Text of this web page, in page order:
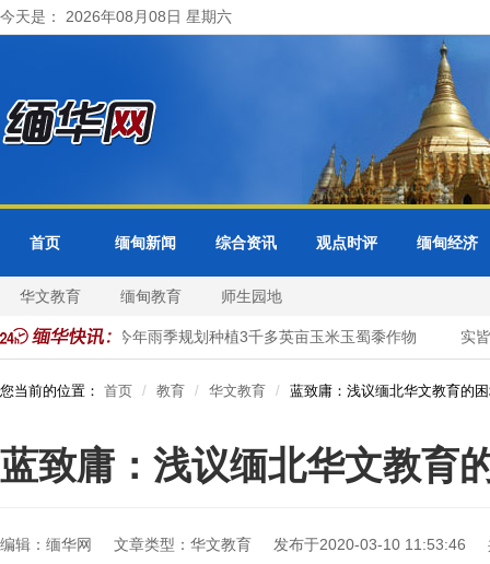
今天是： 2026年08月08日 星期六
首页 缅甸新闻 综合资讯 观点时评 缅甸经济
华文教育 缅甸教育 师生园地
省明景县区今年雨季规划种植3千多英亩玉米玉蜀黍作物 实皆省
您当前的位置： 首页 教育 华文教育 蓝致庸：浅议缅北华文教育的
蓝致庸：浅议缅北华文教育
编辑：缅华网 文章类型：华文教育 发布于2020-03-10 11:53:46